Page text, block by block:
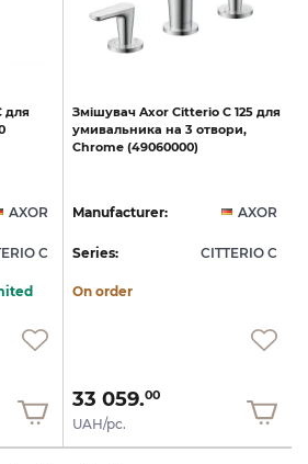
для
AXOR
C
Змішувач Axor Citterio C 125 для
умивальника на 3 отвори,
Chrome (49060000)
Manufacturer: AXOR
Series: CITTERIO C
On order
33 059.00
UAH/pc.